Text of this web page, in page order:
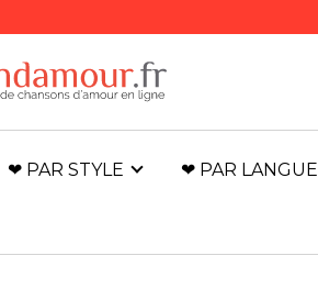
❤ PAR STYLE ❤ PAR LANGUE